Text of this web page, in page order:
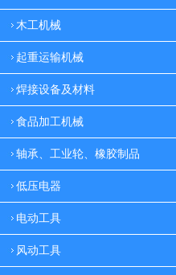
木工机械
起重运输机械
焊接设备及材料
食品加工机械
轴承、工业轮、橡胶制品
低压电器
电动工具
风动工具